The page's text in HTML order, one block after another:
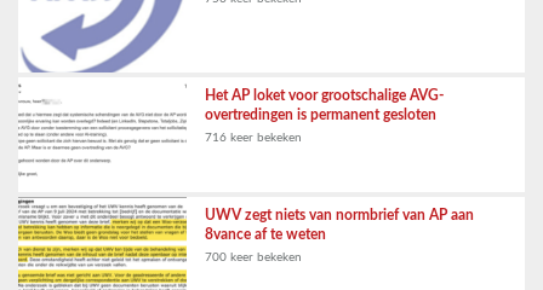
Het AP loket voor grootschalige AVG-
overtredingen is permanent gesloten
716 keer bekeken
UWV zegt niets van normbrief van AP aan
8vance af te weten
700 keer bekeken